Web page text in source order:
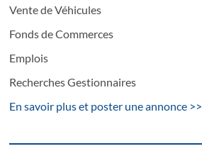
Vente de Véhicules
Fonds de Commerces
Emplois
Recherches Gestionnaires
En savoir plus et poster une annonce >>